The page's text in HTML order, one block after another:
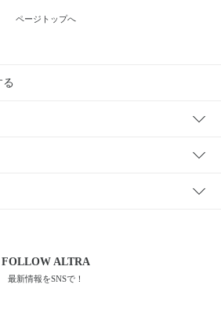
ページトップへ
FOLLOWALTRA
最新情報をSNSで！